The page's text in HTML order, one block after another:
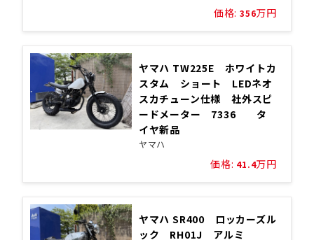
価格: 356万円
ヤマハ TW225E ホワイトカ
スタム ショート LEDネオ
スカチューン仕様 社外スピ
ードメーター 7336 タ
イヤ新品
ヤマハ
価格: 41.4万円
ヤマハ SR400 ロッカーズル
ック RH01J アルミ